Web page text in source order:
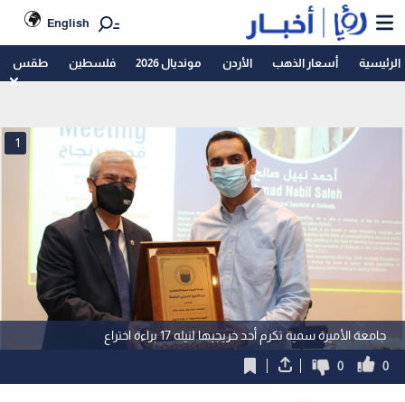
English
الرئيسية أسعار الذهب الأردن مونديال 2026 فلسطين طقس
جامعة الأميرة سمية تكرم أحد خريجيها لنيله 17 براءة اختراع
1
0
0